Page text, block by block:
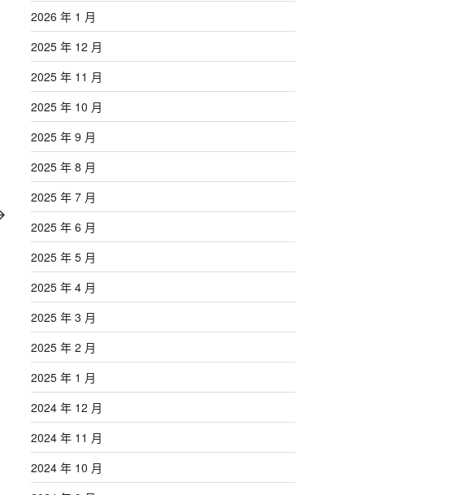
2026 年 1 月
2025 年 12 月
2025 年 11 月
2025 年 10 月
2025 年 9 月
2025 年 8 月
2025 年 7 月
2025 年 6 月
2025 年 5 月
2025 年 4 月
2025 年 3 月
2025 年 2 月
2025 年 1 月
2024 年 12 月
2024 年 11 月
2024 年 10 月